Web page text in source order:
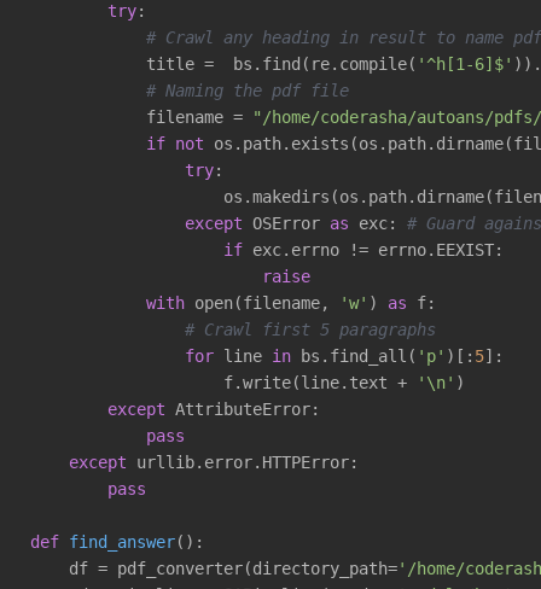
try:
# Crawl any heading in result to name
            title =  bs.find(re.compile(
'^h[1-6]$'
# Naming the pdf file
            filename =
"/home/coderasha/autoans/
if not
try:
except OSError as exc: # Guard
if exc.errno != errno.EEXIST:
raise
with open(filename, 'w' ) as f:
# Crawl first 5 paragraphs
for line in bs.find_all( 'p' )[: 5]:
                    f.write(line.text +
'\n' )
except AttributeError:
pass
except urllib.error.HTTPError:
pass
def find_answer() :
    df = pdf_converter(directory_path=
'/home/